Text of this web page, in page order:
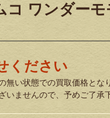
コ ワンダー
ください
い状態での買取価格とな
ませんので、予めご了承